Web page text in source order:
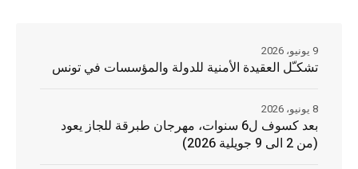
تشكـّل العقيدة الأمنية للدولة والمؤسسات في تونس
9 يونيو، 2026
بعد كسوف ل6 سنوات، مهرجان طبرقة للجاز يعود
(من 2 الى 9 جويلية 2026)
8 يونيو، 2026